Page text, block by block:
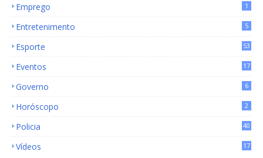
Emprego 1
Entretenimento 5
Esporte 53
Eventos 17
Governo 6
Horóscopo 2
Policia 40
Vídeos 17